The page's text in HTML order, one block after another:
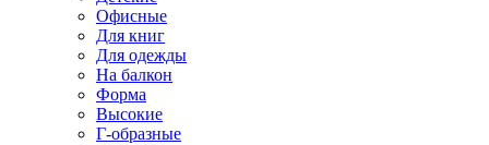
Офисные
Для книг
Для одежды
На балкон
Форма
Высокие
Г-образные